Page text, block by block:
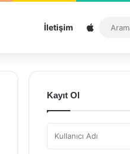
İletişim Sitemap
Kayıt Ol